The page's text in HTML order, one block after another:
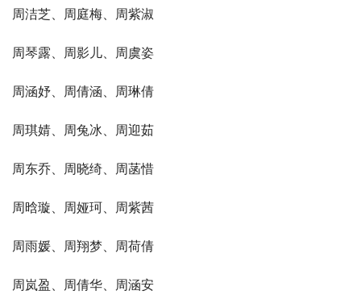
周洁芝、周庭梅、周紫淑
周琴露、周影儿、周虞姿
周涵妤、周倩涵、周琳倩
周琪婧、周兔冰、周迎茹
周东乔、周晓绮、周菡惜
周晗璇、周娅珂、周紫茜
周雨媛、周翔梦、周荷倩
周岚盈、周倩华、周涵安